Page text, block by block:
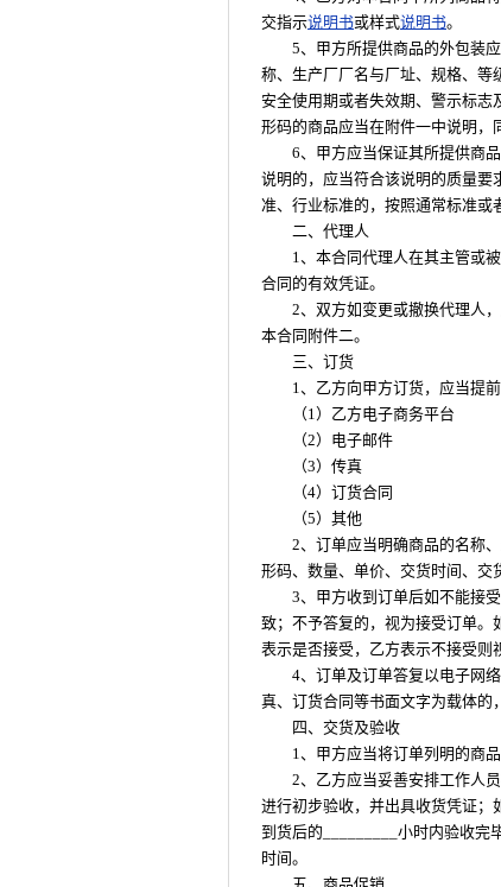
交指示说明书或样式说明书。
5、甲方所提供商品的外包装
称、生产厂厂名与厂址、规格、等
安全使用期或者失效期、警示标志
形码的商品应当在附件一中说明，
6、甲方应当保证其所提供商
说明的，应当符合该说明的质量要
准、行业标准的，按照通常标准或
二、代理人
1、本合同代理人在其主管或
合同的有效凭证。
2、双方如变更或撤换代理人
本合同附件二。
三、订货
1、乙方向甲方订货，应当提
（1）乙方电子商务平台
（2）电子邮件
（3）传真
（4）订货合同
（5）其他
2、订单应当明确商品的名称
形码、数量、单价、交货时间、交
3、甲方收到订单后如不能接
致；不予答复的，视为接受订单。
表示是否接受，乙方表示不接受则
4、订单及订单答复以电子网
真、订货合同等书面文字为载体的
四、交货及验收
1、甲方应当将订单列明的商
2、乙方应当妥善安排工作人
进行初步验收，并出具收货凭证；
到货后的_________小时内验收完
时间。